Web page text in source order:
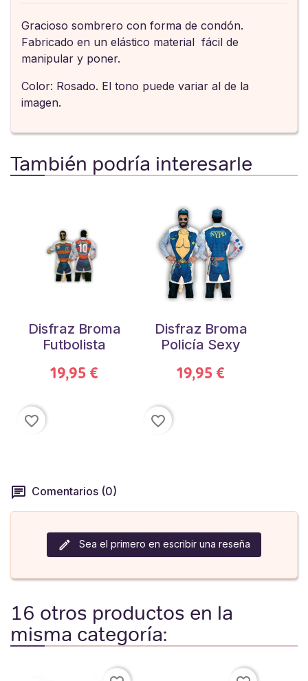
Gracioso sombrero con forma de condón.
Fabricado en un elástico material fácil de
manipular y poner.
Color: Rosado. El tono puede variar al de la
imagen.
También podría interesarle
Disfraz Broma
Futbolista
19,95 €
favorite_border
Disfraz Broma
Policía Sexy
19,95 €
favorite_border
Comentarios (0)
Sea el primero en escribir una reseña
16 otros productos en la
misma categoría: